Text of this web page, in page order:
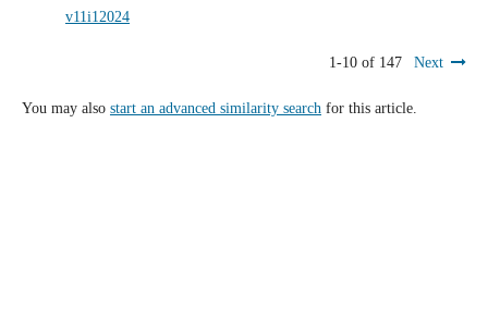
v11i12024
1-10 of 147 Next
You may also start an advanced similarity search for this article.